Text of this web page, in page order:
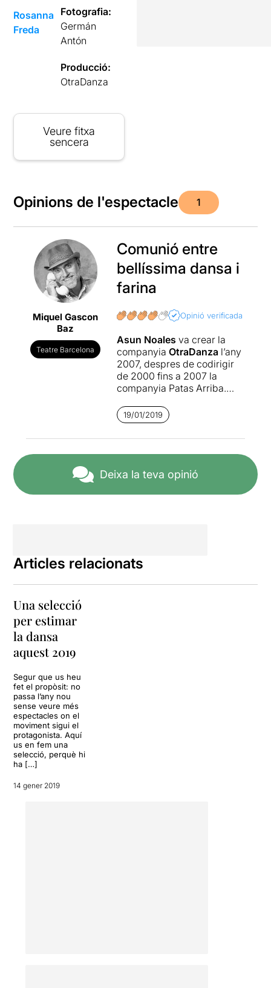
Rosanna
Freda
Fotografia:
Germán
Antón
Producció:
OtraDanza
Veure fitxa
sencera
Opinions de l'espectacle 1
Miquel Gascon
Baz
Teatre Barcelona
Comunió entre
bellíssima dansa i
farina
Opinió verificada
Asun Noales va crear la
companyia OtraDanza l’any
2007, despres de codirigir
de 2000 fins a 2007 la
companyia Patas Arriba.
que ha creat nombrosos
espectacles en els seus 11
anys de vida, i té la seva seu
L'Escorxador d'Elx.
L’espectacleDA CAPO
(Elx 1971), llicenciada en
l’Institut del Teatre de
Barcelona i d’altra banda
19/01/2019
Deixa la teva opinió
Articles relacionats
Una selecció
per estimar
la dansa
aquest 2019
Segur que us heu
fet el propòsit: no
passa l’any nou
sense veure més
espectacles on el
moviment sigui el
protagonista. Aquí
us en fem una
selecció, perquè hi
ha […]
14 gener 2019